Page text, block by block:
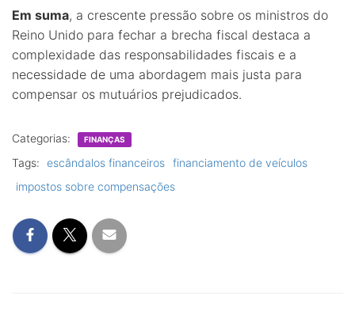
Em suma, a crescente pressão sobre os ministros do
Reino Unido para fechar a brecha fiscal destaca a
complexidade das responsabilidades fiscais e a
necessidade de uma abordagem mais justa para
compensar os mutuários prejudicados.
Categorias: FINANÇAS
Tags: escândalos financeiros financiamento de veículos
impostos sobre compensações